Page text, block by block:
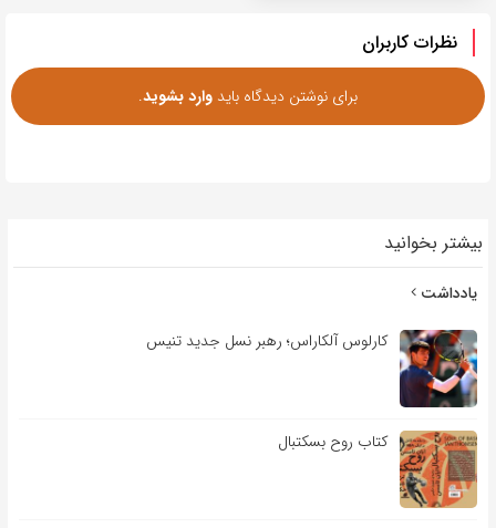
نظرات کاربران
برای نوشتن دیدگاه باید وارد بشوید.
بیشتر بخوانید
یادداشت
کارلوس آلکاراس؛ رهبر نسل جدید تنیس
کتاب روح بسکتبال